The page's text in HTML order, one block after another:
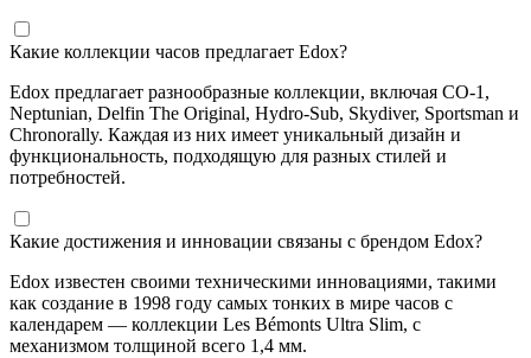
Какие коллекции часов предлагает Edox?
Edox предлагает разнообразные коллекции, включая CO-1,
Neptunian, Delfin The Original, Hydro-Sub, Skydiver, Sportsman и
Chronorally. Каждая из них имеет уникальный дизайн и
функциональность, подходящую для разных стилей и
потребностей.
Какие достижения и инновации связаны с брендом Edox?
Edox известен своими техническими инновациями, такими
как создание в 1998 году самых тонких в мире часов с
календарем — коллекции Les Bémonts Ultra Slim, с
механизмом толщиной всего 1,4 мм.